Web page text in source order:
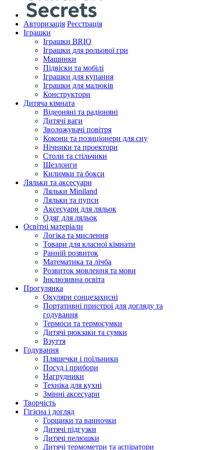
Авторизація Реєстрація
Іграшки
Іграшки BRIO
Іграшки для рольової гри
Машинки
Підвіски та мобілі
Іграшки для купання
Іграшки для малюків
Конструктори
Дитяча кімната
Відеоняні та радіоняні
Дитячі ваги
Зволожувачі повітря
Кокони та позиціонери для сну
Нічники та проектори
Столи та стільчики
Шезлонги
Килимки та бокси
Ляльки та аксесуари
Ляльки Miniland
Ляльки та пупси
Аксесуари для ляльок
Одяг для ляльок
Освітні матеріали
Логіка та мислення
Товари для класної кімнати
Ранній розвиток
Математика та лічба
Розвиток мовлення та мови
Інклюзивна освіта
Прогулянка
Окуляри сонцезахисні
Портативні пристрої для догляду та
годування
Термоси та термосумки
Дитячі рюкзаки та сумки
Взуття
Годування
Пляшечки і поїльники
Посуд і прибори
Нагрудники
Техніка для кухні
Змінні аксесуари
Творчість
Гігієна і догляд
Горщики та ванночки
Дитячі підгузки
Дитячі пелюшки
Дитячі термометри та аспіратори